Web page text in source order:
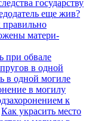
государству
еще жив?
правильно
матери-
при обвале
в одной
в одной могиле
в могилу
к
Как украсить место